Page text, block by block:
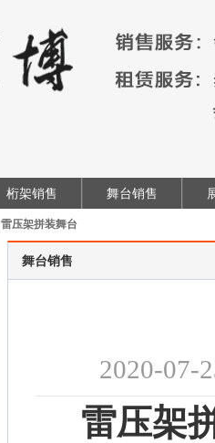
桁架销售 舞台销售
雷压架拼装舞台
舞台销售
2020-
雷压架